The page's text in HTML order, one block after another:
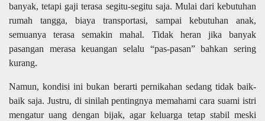
banyak, tetapi gaji terasa segitu-segitu saja. Mulai dari kebutuhan
rumah tangga, biaya transportasi, sampai kebutuhan anak,
semuanya terasa semakin mahal. Tidak heran jika banyak
pasangan merasa keuangan selalu “pas-pasan” bahkan sering
kurang.
Namun, kondisi ini bukan berarti pernikahan sedang tidak baik-
baik saja. Justru, di sinilah pentingnya memahami cara suami istri
mengatur uang dengan bijak, agar keluarga tetap stabil meski